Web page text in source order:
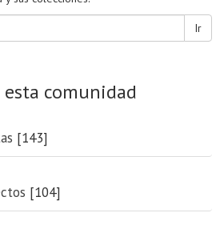
Ir
esta comunidad
[143]
[104]